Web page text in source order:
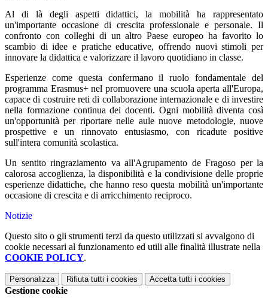
Al di là degli aspetti didattici, la mobilità ha rappresentato
un'importante occasione di crescita professionale e personale. Il
confronto con colleghi di un altro Paese europeo ha favorito lo
scambio di idee e pratiche educative, offrendo nuovi stimoli per
innovare la didattica e valorizzare il lavoro quotidiano in classe.
Esperienze come questa confermano il ruolo fondamentale del
programma Erasmus+ nel promuovere una scuola aperta all'Europa,
capace di costruire reti di collaborazione internazionale e di investire
nella formazione continua dei docenti. Ogni mobilità diventa così
un'opportunità per riportare nelle aule nuove metodologie, nuove
prospettive e un rinnovato entusiasmo, con ricadute positive
sull'intera comunità scolastica.
Un sentito ringraziamento va all'Agrupamento de Fragoso per la
calorosa accoglienza, la disponibilità e la condivisione delle proprie
esperienze didattiche, che hanno reso questa mobilità un'importante
occasione di crescita e di arricchimento reciproco.
Notizie
Questo sito o gli strumenti terzi da questo utilizzati si avvalgono di
cookie necessari al funzionamento ed utili alle finalità illustrate nella
COOKIE POLICY.
Personalizza Rifiuta tutti i cookies Accetta tutti i cookies
Gestione cookie